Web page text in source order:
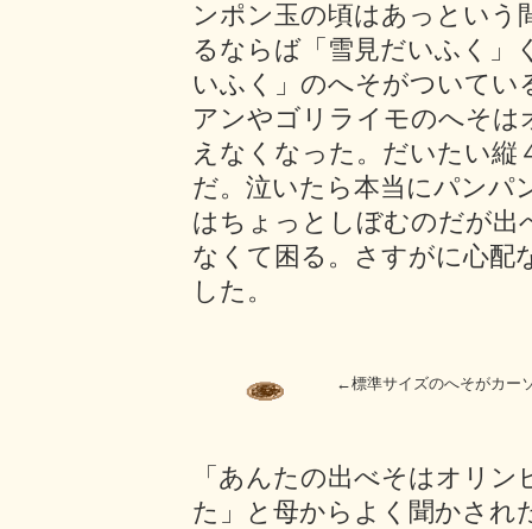
ンポン玉の頃はあっという
るならば「雪見だいふく」
いふく」のへそがついてい
アンやゴリライモのへそ
えなくなった。だいたい縦
だ。泣いたら本当にパンパ
はちょっとしぼむのだが出
なくて困る。さすがに心配
した。
←標準サイズのへそがカー
「あんたの出べそはオリ
た」と母からよく聞かされ